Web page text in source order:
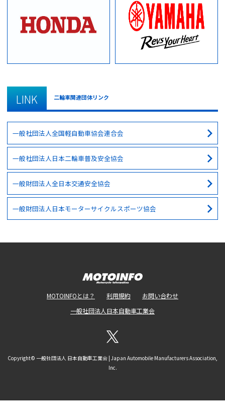
LINK 二輪車関連団体リンク
一般社団法人全国軽自動車協会連合会
一般社団法人日本二輪車普及安全協会
一般財団法人全日本交通安全協会
一般財団法人日本モーターサイクルスポーツ協会
MOTOINFOとは？ 利用規約
お問い合わせ
一般社団法人日本自動車工業会
Copyright© 一般社団法人 日本自動車工業会 | Japan Automobile Manufacturers Association,
Inc.